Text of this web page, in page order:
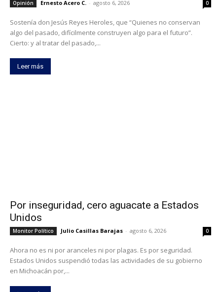
Opinión Ernesto Acero C. - agosto 6, 2026 0
Sostenía don Jesús Reyes Heroles, que “Quienes no conservan
algo del pasado, difícilmente construyen algo para el futuro”.
Cierto: y al tratar del pasado,...
Leer más
Por inseguridad, cero aguacate a Estados
Unidos
Monitor Político Julio Casillas Barajas - agosto 6, 2026 0
Ahora no es ni por aranceles ni por plagas. Es por seguridad.
Estados Unidos suspendió todas las actividades de su gobierno
en Michoacán por,...